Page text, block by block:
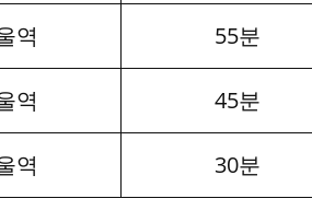
역 55분
역 45분
역 30분